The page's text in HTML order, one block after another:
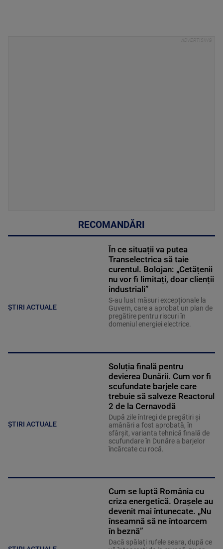
RECOMANDĂRI
ȘTIRI ACTUALE
În ce situații va putea
Transelectrica să taie
curentul. Bolojan: „Cetățenii
nu vor fi limitați, doar clienții
industriali”
S-au luat măsuri excepționale la
Guvern, care a aprobat un plan de
pregătire pentru riscuri în
domeniul energiei electrice.
ȘTIRI ACTUALE
Soluția finală pentru
devierea Dunării. Cum vor fi
scufundate barjele care
trebuie să salveze Reactorul
2 de la Cernavodă
După zile întregi de pregătiri și
amânări a fost aprobată, în
sfârșit, varianta tehnică finală de
scufundare în Dunăre a barjelor
încărcate cu rocă.
Cum se luptă România cu
criza energetică. Orașele au
devenit mai întunecate. „Nu
înseamnă să ne întoarcem
în beznă”
Dacă spălați rufele seara, după ce